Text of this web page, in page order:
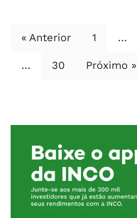
« Anterior 1 …
… 30 Próximo »